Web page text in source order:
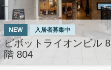
NEW 入居者募集中
ピボットライオンビル 8
階 804